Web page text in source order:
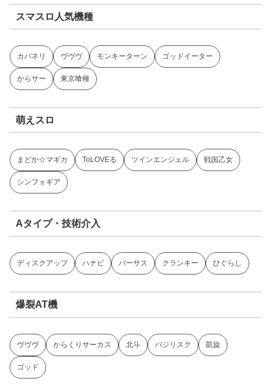
スマスロ人気機種
カバネリ ヴヴヴ モンキーターン ゴッドイーター
からサー 東京喰種
萌えスロ
まどか☆マギカ ToLOVEる ツインエンジェル 戦国乙女
シンフォギア
Aタイプ・技術介入
ディスクアップ ハナビ バーサス クランキー ひぐらし
爆裂AT機
ヴヴヴ からくりサーカス 北斗 バジリスク 凱旋
ゴッド